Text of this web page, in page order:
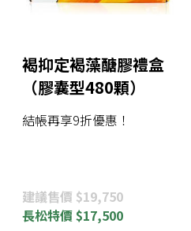
褐抑定褐藻醣膠禮盒
（膠囊型480顆）
結帳再享9折優惠！
建議售價 $19,750
長松特價 $17,500